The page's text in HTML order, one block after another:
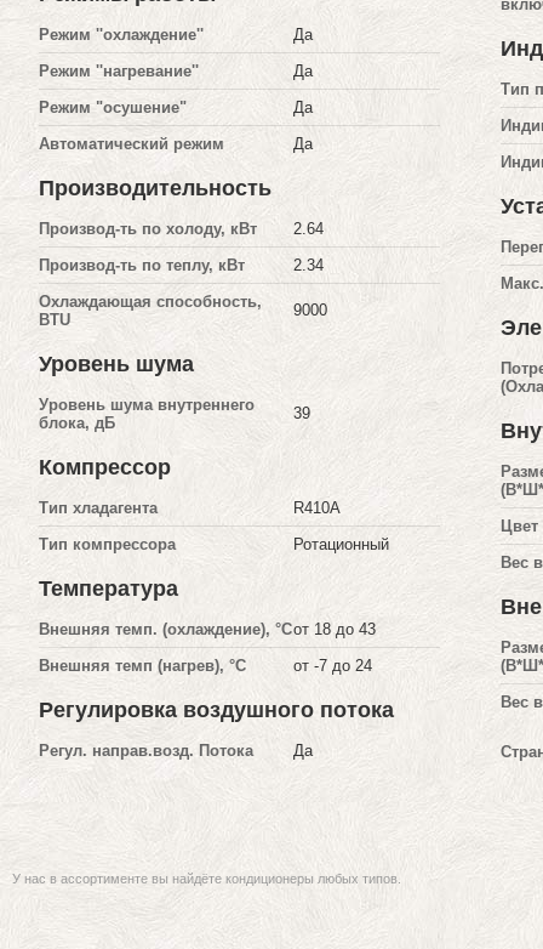
Режим ''охлаждение''
Да
Режим ''нагревание''
Да
Режим "осушение"
Да
Автоматический режим
Да
Производительность
Производ-ть по холоду, кВт
2.64
Производ-ть по теплу, кВт
2.34
Охлаждающая способность,
BTU
9000
Уровень шума
Уровень шума внутреннего
блока, дБ
39
Компрессор
Тип хладагента
R410A
Тип компрессора
Ротационный
Температура
Внешняя темп. (охлаждение), °Сот 18 до 43
Внешняя темп (нагрев), °С
от -7 до 24
Регулировка воздушного потока
Регул. направ.возд. Потока Да
Тип
Цвет
Вес
Вес
У нас в ассортименте вы найдёте кондиционеры любых типов.